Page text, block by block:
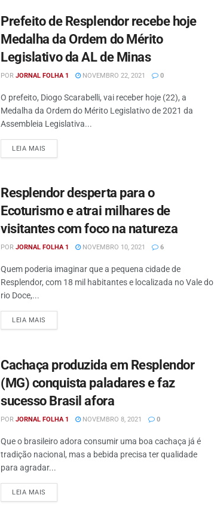
Prefeito de Resplendor recebe hoje
Medalha da Ordem do Mérito
Legislativo da AL de Minas
POR JORNAL FOLHA 1 NOVEMBRO 22, 2021 0
O prefeito, Diogo Scarabelli, vai receber hoje (22), a
Medalha da Ordem do Mérito Legislativo de 2021 da
Assembleia Legislativa...
LEIA MAIS
Resplendor desperta para o
Ecoturismo e atrai milhares de
visitantes com foco na natureza
POR JORNAL FOLHA 1 NOVEMBRO 10, 2021 6
Quem poderia imaginar que a pequena cidade de
Resplendor, com 18 mil habitantes e localizada no Vale do
rio Doce,...
LEIA MAIS
Cachaça produzida em Resplendor
(MG) conquista paladares e faz
sucesso Brasil afora
POR JORNAL FOLHA 1 NOVEMBRO 8, 2021 0
Que o brasileiro adora consumir uma boa cachaça já é
tradição nacional, mas a bebida precisa ter qualidade
para agradar...
LEIA MAIS